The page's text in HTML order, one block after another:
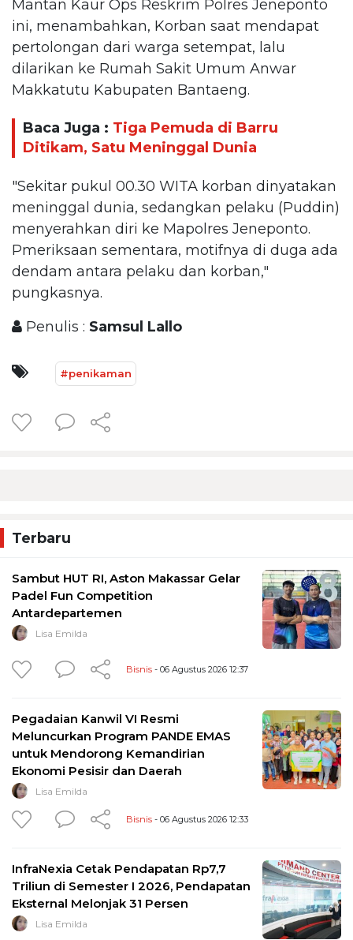
Mantan Kaur Ops Reskrim Polres Jeneponto
ini, menambahkan, Korban saat mendapat
pertolongan dari warga setempat, lalu
dilarikan ke Rumah Sakit Umum Anwar
Makkatutu Kabupaten Bantaeng.
Baca Juga : Tiga Pemuda di Barru
Ditikam, Satu Meninggal Dunia
"Sekitar pukul 00.30 WITA korban dinyatakan
meninggal dunia, sedangkan pelaku (Puddin)
menyerahkan diri ke Mapolres Jeneponto.
Pmeriksaan sementara, motifnya di duga ada
dendam antara pelaku dan korban,"
pungkasnya.
Penulis : Samsul Lallo
#penikaman
Terbaru
Sambut HUT RI, Aston Makassar Gelar
Padel Fun Competition
Antardepartemen
Lisa Emilda
Bisnis - 06 Agustus 2026 12:37
Pegadaian Kanwil VI Resmi
Meluncurkan Program PANDE EMAS
untuk Mendorong Kemandirian
Ekonomi Pesisir dan Daerah
Lisa Emilda
Bisnis - 06 Agustus 2026 12:33
InfraNexia Cetak Pendapatan Rp7,7
Triliun di Semester I 2026, Pendapatan
Eksternal Melonjak 31 Persen
Lisa Emilda